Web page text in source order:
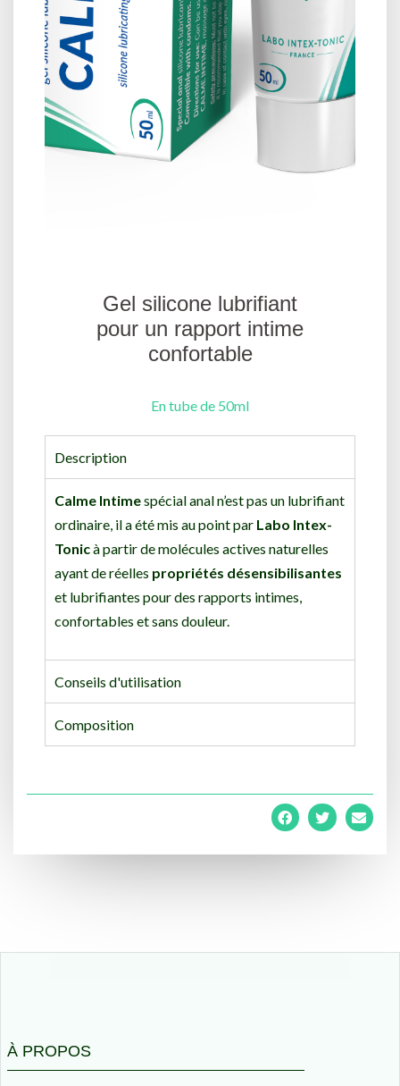
Gel silicone lubrifiant
pour un rapport intime
confortable
En tube de 50ml
Description
Calme Intimespécial anal n’est pas un lubrifiant
ordinaire, il a été mis au point par Labo Intex-
Tonicà partir de molécules actives naturelles
ayant de réelles propriétés désensibilisantes
et lubrifiantes pour des rapports intimes,
confortables et sans douleur.
Conseils d'utilisation
Composition
À PROPOS